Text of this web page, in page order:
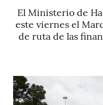
El Ministerio de
este viernes el
de ruta de las